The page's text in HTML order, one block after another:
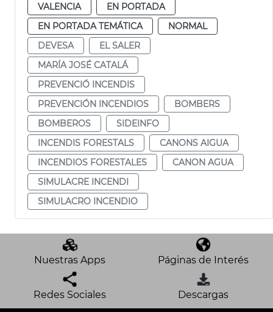
VALENCIA
EN PORTADA
EN PORTADA TEMÁTICA
NORMAL
DEVESA
EL SALER
MARÍA JOSÉ CATALÁ
PREVENCIÓ INCENDIS
PREVENCIÓN INCENDIOS
BOMBERS
BOMBEROS
SIDEINFO
INCENDIS FORESTALS
CANONS AIGUA
INCENDIOS FORESTALES
CANON AGUA
SIMULACRE INCENDI
SIMULACRO INCENDIO
Nuestras Apps Páginas de Interés
Redes Sociales Descargas